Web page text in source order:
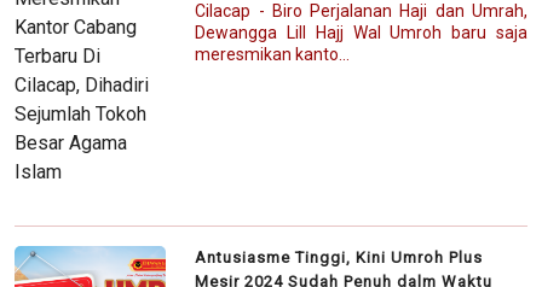
Cilacap - Biro Perjalanan Haji dan Umrah,
Dewangga Lill Hajj Wal Umroh baru saja
meresmikan kanto...
Antusiasme Tinggi, Kini Umroh Plus
Mesir 2024 Sudah Penuh dalm Waktu